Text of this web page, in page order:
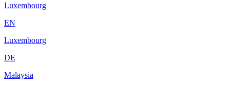
Luxembourg
EN
Luxembourg
DE
Malaysia